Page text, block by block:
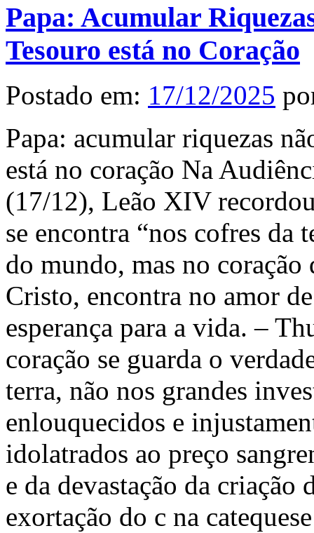
Papa: Acumular
Tesouro está no Coração
Postado em: 17/12/2025
Papa: acumular riquezas
está no coração Na
(17/12), Leão XIV
se encontra “nos cofres da
do mundo, mas no
Cristo, encontra no amor
esperança para a vida. –
coração se guarda o
terra, não nos grandes
enlouquecidos e
idolatrados ao preço
e da devastação da criação
exortação do c na